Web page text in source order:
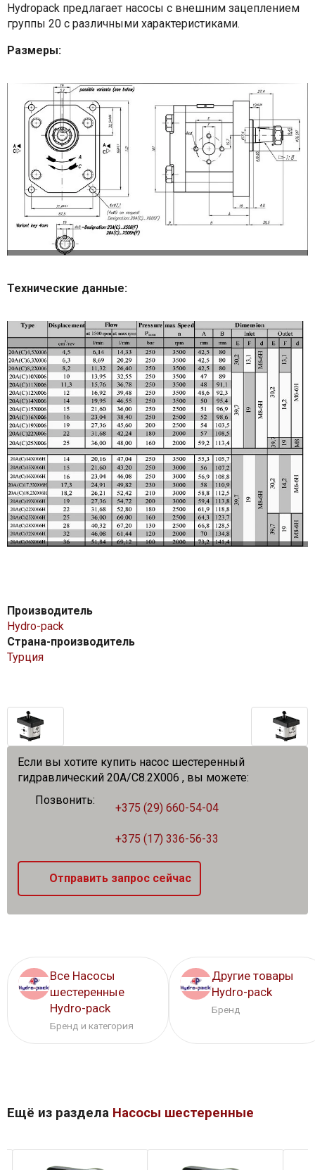
Hydropack предлагает насосы с внешним зацеплением
группы 20 с различными характеристиками.
Размеры:
Технические данные:
Производитель
Hydro-pack
Страна-производитель
Турция
Если вы хотите купить насос шестеренный
гидравлический 20A/C8.2X006 , вы можете:
Позвонить:
+375 (29) 660-54-04
+375 (17) 336-56-33
Отправить запрос сейчас
Все Насосы
шестеренные
Hydro-pack
Бренд и категория
Другие товары
Hydro-pack
Бренд
Ещё из раздела Насосы шестеренные